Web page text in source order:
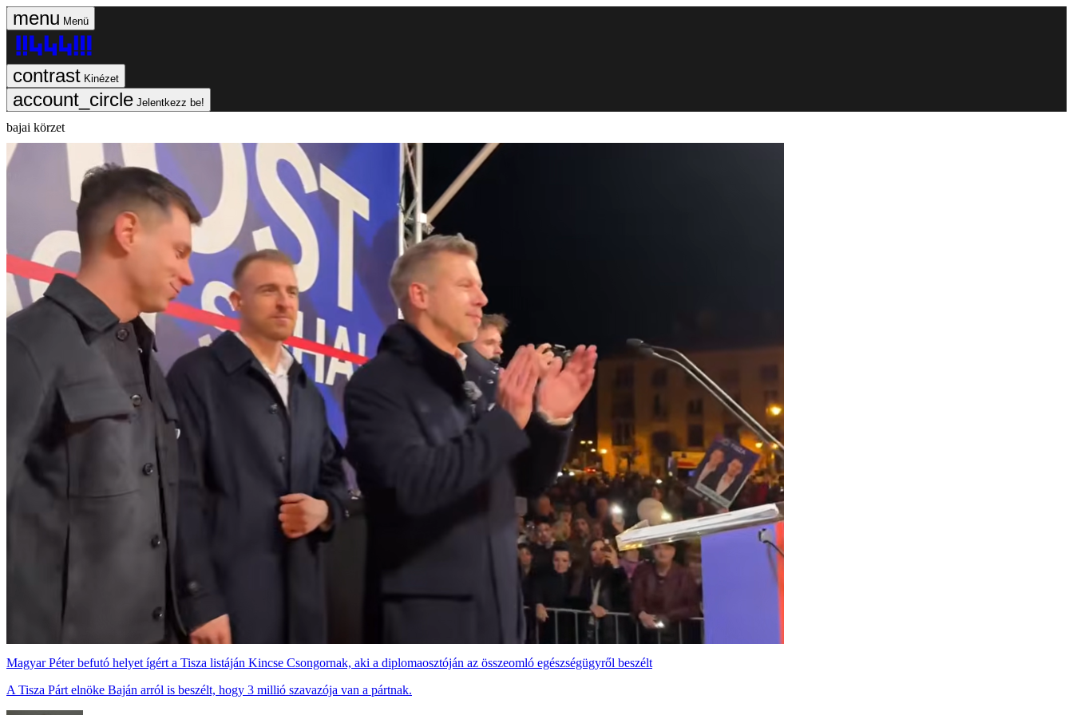
Menü
Kinézet
Jelentkezz be!
bajai körzet
Magyar Péter befutó helyet ígért a Tisza listáján Kincse Csongornak, aki a diplomaosztóján az összeomló egészségügyről beszélt
A Tisza Párt elnöke Baján arról is beszélt, hogy 3 millió szavazója van a pártnak.